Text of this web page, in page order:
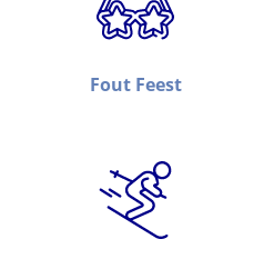
Fout Feest